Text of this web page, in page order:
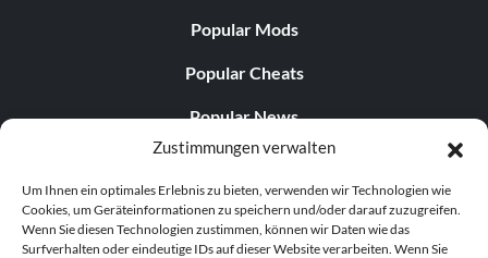
Zustimmungen verwalten
Um Ihnen ein optimales Erlebnis zu bieten, verwenden wir Technologien wie
Cookies, um Geräteinformationen zu speichern und/oder darauf zuzugreifen.
Wenn Sie diesen Technologien zustimmen, können wir Daten wie das
Surfverhalten oder eindeutige IDs auf dieser Website verarbeiten. Wenn Sie
Popular Mods
Popular Cheats
Popular News
Popular Editorials
Popular Free Games
LATEST UPDATES